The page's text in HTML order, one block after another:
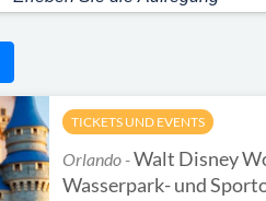
TICKETS UND EVENTS
Orlando -Walt Disney
Wasserpark- und